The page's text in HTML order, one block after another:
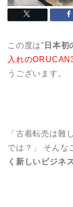
この度は” 日本初
入れの
うございます。
「古着転売は難
では？」 そんな
く新しいビジネ